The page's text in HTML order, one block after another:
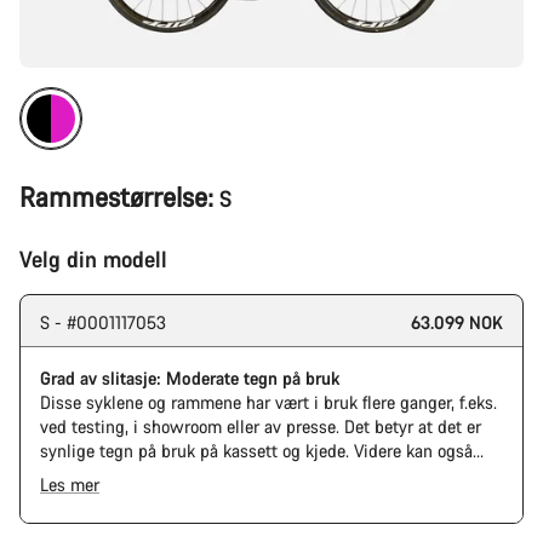
Rammestørrelse: S
Velg din modell
S - #0001117053 63.099 NOK
Grad av slitasje: Moderate tegn på bruk
Disse syklene og rammene har vært i bruk flere ganger, f.eks.
ved testing, i showroom eller av presse. Det betyr at det er
synlige tegn på bruk på kassett og kjede. Videre kan også
ramme og komponenter ha riper, samt skader på lakk og
farge. Men alle deler fungerer likevel perfekt.
The Pro Bike has the visual design of the Ultimate CFR but is
built on the Ultimate CF SLX platform.
Les mer